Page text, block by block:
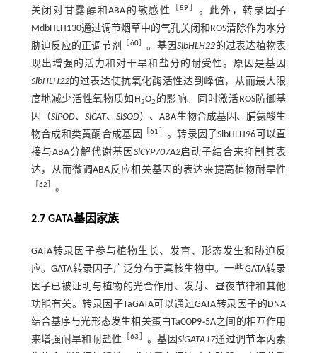
关闭对甘露醇和ABA的敏感性
［59
。此外，转录因子
MdbHLH130通过调节烟草中的气孔关闭和ROS清除作为水分
胁迫反应的正调节剂
60］ 。基因SlbHLH22 的过表达植物表
现出增强的活力和对干旱和盐分的耐受性。原因是基因
SlbHLH22的过表达使抗氧化酶活性达到峰值，从而最大限
度地减少活性氧物质如H2O2 的影响。同时激活ROS防御基
因（SlPOD、 SlCAT、SlSOD）、ABA生物合成基因、脯氨酸生
物合成和类黄酮合成基因
［61
。转录因子SlbHLH96可以直
接与ABA分解代谢基因 SlCYP707A2启动子结合来抑制其表
达，从而微调ABA反应相关基因的表达来提高植物耐旱性
62 。
2.7 GATA基因家族
GATA转录因子参与植物生长、发育、形态发生和胁迫反
应。GATA转录因子广泛分布于真核生物中。一些GATA转录
因子已被证明与植物的光合作用、发芽、昼夜节律和其他
功能有关。转录因子TaGATA可以通过GATA转录因子的DNA
结合基序与光形态发生相关蛋白TaCOP9⁃5A之间的相互作用
来增强耐旱和耐盐性 ［63 。基因SlGATA17通过调节苯丙素